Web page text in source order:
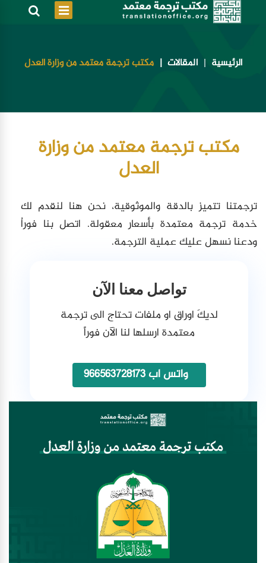
الرئيسية المقالات مكتب ترجمة معتمد من وزارة العدل
مكتب ترجمة معتمد من وزارة
العدل
ترجمتنا تتميز بالدقة والموثوقية، نحن هنا لنقدم لك
خدمة ترجمة معتمدة بأسعار معقولة. اتصل بنا فوراُ
ودعنا نسهل عليك عملية الترجمة.
تواصل معنا الآن
لديكَ اوراق او ملفات تحتاج الى ترجمة
معتمدة ارسلها لنا الآن فوراً
واتس اب 966563728173